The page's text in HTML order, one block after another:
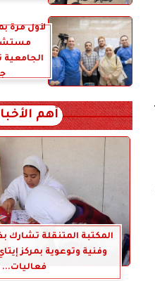
لأول مرة
الجامعية
أهم
المكتبة المتنقلة تشارك
وفنية وتوعوية بمركز
فعاليات...